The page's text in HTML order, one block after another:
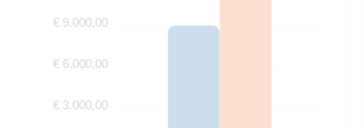
€ 9.000,00
€ 6.000,00
€ 3.000,00